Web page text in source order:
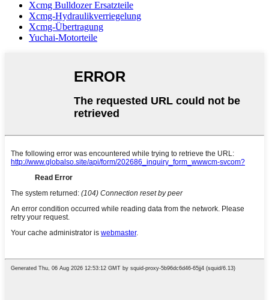
Xcmg Bulldozer Ersatzteile
Xcmg-Hydraulikverriegelung
Xcmg-Übertragung
Yuchai-Motorteile